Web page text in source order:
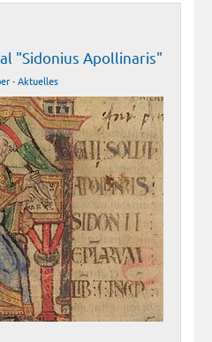
"Sidonius Apollinaris"
-Aktuelles